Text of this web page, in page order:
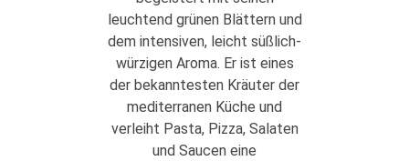
leuchtend grünen Blättern und
dem intensiven, leicht süßlich-
würzigen Aroma. Er ist eines
der bekanntesten Kräuter der
mediterranen Küche und
verleiht Pasta, Pizza, Salaten
und Saucen eine